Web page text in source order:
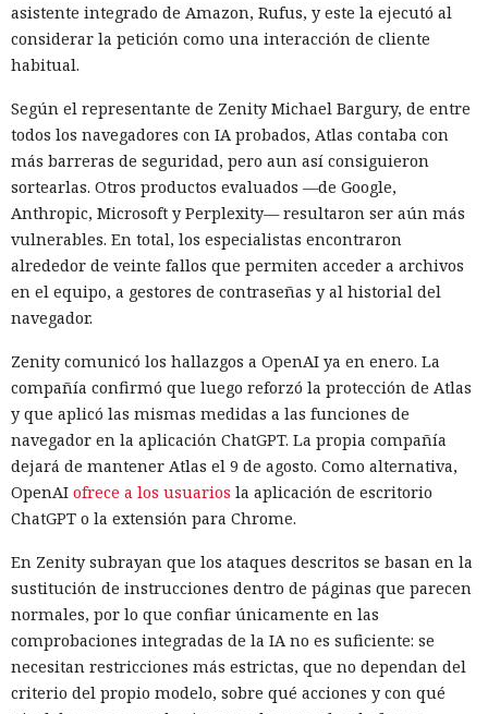
asistente integrado de Amazon, Rufus, y este la ejecutó al
considerar la petición como una interacción de cliente
habitual.
Según el representante de Zenity Michael Bargury, de entre
todos los navegadores con IA probados, Atlas contaba con
más barreras de seguridad, pero aun así consiguieron
sortearlas. Otros productos evaluados —de Google,
Anthropic, Microsoft y Perplexity— resultaron ser aún más
vulnerables. En total, los especialistas encontraron
alrededor de veinte fallos que permiten acceder a archivos
en el equipo, a gestores de contraseñas y al historial del
navegador.
Zenity comunicó los hallazgos a OpenAI ya en enero. La
compañía confirmó que luego reforzó la protección de Atlas
y que aplicó las mismas medidas a las funciones de
navegador en la aplicación ChatGPT. La propia compañía
dejará de mantener Atlas el 9 de agosto. Como alternativa,
OpenAI ofrece a los usuarios la aplicación de escritorio
ChatGPT o la extensión para Chrome.
En Zenity subrayan que los ataques descritos se basan en la
sustitución de instrucciones dentro de páginas que parecen
normales, por lo que confiar únicamente en las
comprobaciones integradas de la IA no es suficiente: se
necesitan restricciones más estrictas, que no dependan del
criterio del propio modelo, sobre qué acciones y con qué